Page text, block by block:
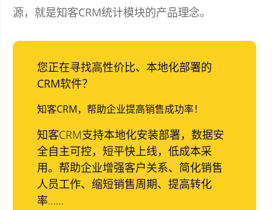
源，就是知客CRM统计模块的产品理念。
您正在寻找高性价比、本地化部署的
CRM软件？
知客CRM，帮助企业提高销售成功率！
知客CRM支持本地化安装部署，数据安
全自主可控，短平快上线，低成本采
用。帮助企业增强客户关系、简化销售
人员工作、缩短销售周期、提高转化
率……